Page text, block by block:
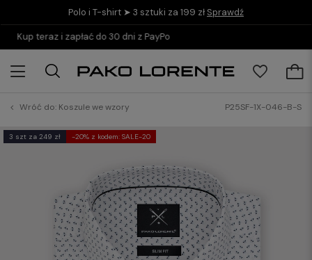
Polo i T-shirt ➤ 3 sztuki za 199 zł Sprawdź
Darmowe zwroty w salonach
Wróć do: Koszule we wzory P25SF-1X-046-B-S
3 szt za 249 zł -20% z kodem: SALE-20